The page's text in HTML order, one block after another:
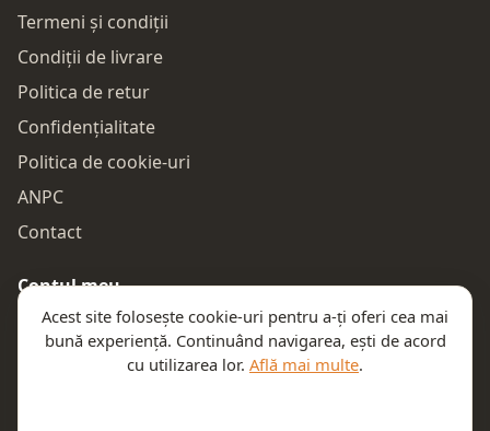
Termeni și condiții
Condiții de livrare
Politica de retur
Confidențialitate
Politica de cookie-uri
ANPC
Contact
Contul meu
Autentificare
Comenzile mele
Acest site folosește cookie-uri pentru a-ți oferi cea mai
bună experiență. Continuând navigarea, ești de acord
cu utilizarea lor. Află mai multe.